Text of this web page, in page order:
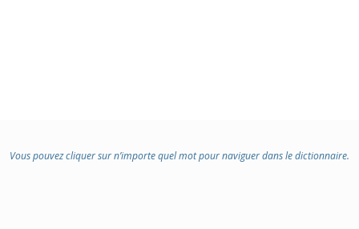
Vous pouvez cliquer sur n’importe quel mot pour naviguer dans le dictionnaire.